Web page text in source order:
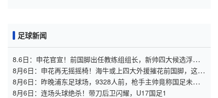
足球新闻
8.6日：申花官宣！前国脚出任教练组组长，新帅四大候选浮
出，于汉超救火？
8月6日：申花再无摇摇椅！海牛或上四大外援摧花前国脚，这套
阵容踢中甲都困难
8月6日：昨晚浦东足球场，9328人前，枪手主帅竟称国足未来
是他
8月6日：连场头球绝杀！带刀后卫闪耀，U17国足1